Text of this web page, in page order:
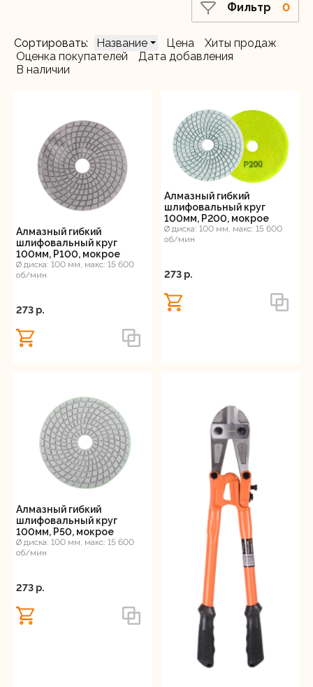
Фильтр 0
Сортировать: Название Цена
Хиты продаж
Оценка покупателей
Дата добавления
В наличии
Алмазный гибкий
шлифовальный круг
100мм, Р100, мокрое
шлифование Вихрь
Ø диска: 100 мм, макс: 15 600
об/мин
273 p.
Алмазный гибкий
шлифовальный круг
100мм, Р200, мокрое
шлифование Вихрь
Ø диска: 100 мм, макс: 15 600
об/мин
273 p.
Алмазный гибкий
шлифовальный круг
100мм, Р50, мокрое
шлифование Вихрь
Ø диска: 100 мм, макс: 15 600
об/мин
273 p.